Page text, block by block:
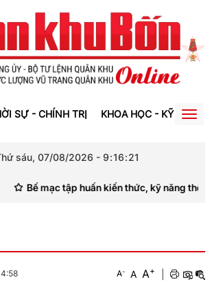
SỰ - CHÍNH TRỊ KHOA HỌC - KỸ THUẬT
sáu, 07/08/2026 - 9:16:23
kiến thức, kỹ năng thông tin, tuyên truyền
A- A A+